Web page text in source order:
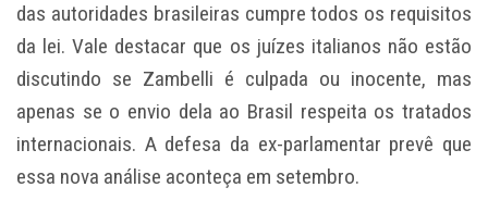
das autoridades brasileiras cumpre todos os requisitos
da lei. Vale destacar que os juízes italianos não estão
discutindo se Zambelli é culpada ou inocente, mas
apenas se o envio dela ao Brasil respeita os tratados
internacionais. A defesa da ex-parlamentar prevê que
essa nova análise aconteça em setembro.